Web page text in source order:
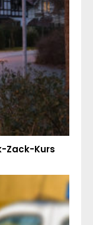
Zack-Kurs